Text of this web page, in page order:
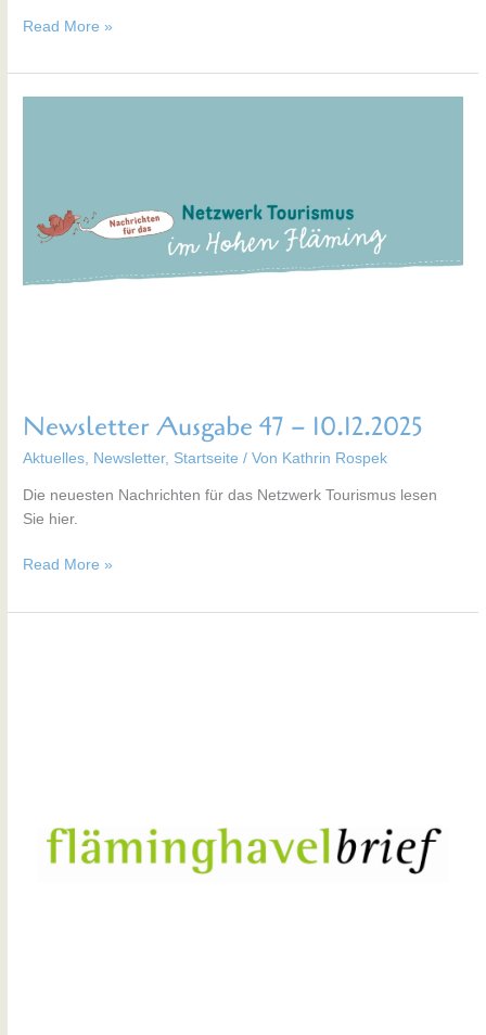
Read More »
Newsletter Ausgabe 47 – 10.12.2025
Aktuelles Newsletter, Startseite / Von Kathrin Rospek
Die neuesten Nachrichten für das Netzwerk Tourismus lesen
Sie hier.
Read More »